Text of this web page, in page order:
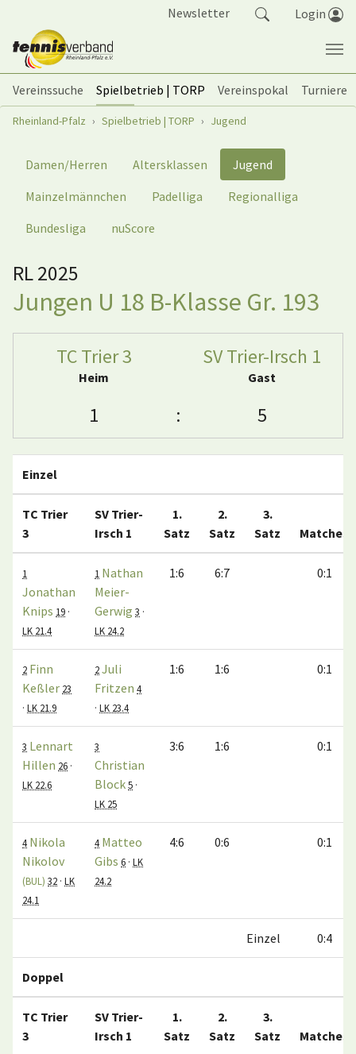
Newsletter Login
Vereinssuche Spielbetrieb | TORP Vereinspokal
Turniere
Sie sind hier:
Rheinland-Pfalz Spielbetrieb | TORP Jugend
Damen/Herren Altersklassen
Jugend
Mainzelmännchen
Padelliga
Regionalliga
Bundesliga
nuScore
RL 2025
Jungen U 18 B-Klasse Gr. 193
TC Trier 3
Heim
SV Trier-Irsch 1
Gast
1 : 5
Einzel
TC Trier
3
SV Trier-
Irsch 1
1.
Satz
2.
Satz
3.
Satz
Matches
1
Jonathan
Knips 19 ·
LK 21.4
1 Nathan
Meier-
Gerwig 3 ·
LK 24.2
1:6 6:7 0:1
2 Finn
Keßler 23
· LK 21.9
2Juli
Fritzen 4
· LK 23.4
1:6 1:6 0:1
3 Lennart
Hillen 26 ·
LK 22.6
3
Christian
Block5 ·
LK 25
3:6 1:6 0:1
4 Nikola
Nikolov
(BUL) 32 · LK
24.1
4 Matteo
Gibs 6 · LK
24.2
4:6 0:6 0:1
Einzel 0:4
Doppel
TC Trier
3
SV Trier-
Irsch 1
1.
Satz
2.
Satz
3.
Satz
Matches